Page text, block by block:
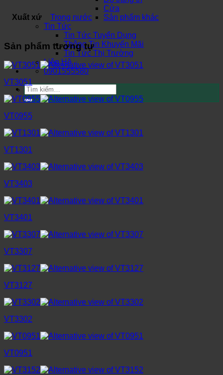
Cửa
Sản phẩm khác
Tin Tức
Tin Tức Tuyển Dụng
Thông Tin Khuyến Mãi
Tin Tức Thị Trường
Liên Hệ
0901555580
Tìm
kiếm:
Xuất xứ Trong nước
Sản phẩm tương tự
VT3051
VT0955
VT1301
VT3403
VT3401
VT3307
VT3127
VT3302
VT0951